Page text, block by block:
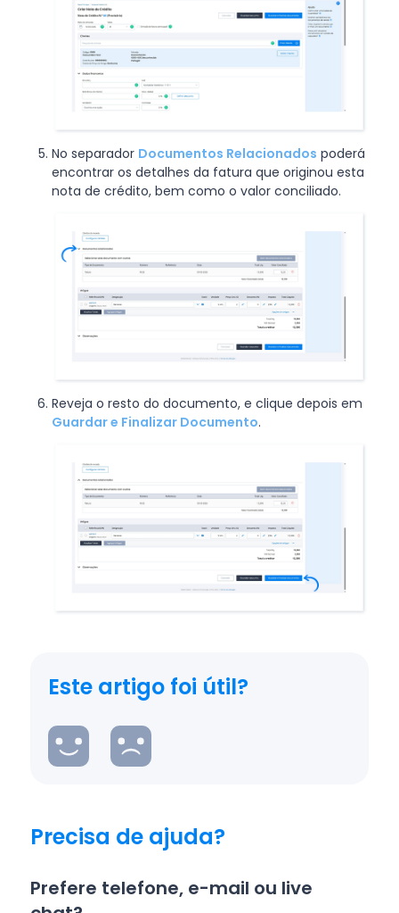
No separador Documentos Relacionados poderá
encontrar os detalhes da fatura que originou esta
nota de crédito, bem como o valor conciliado.
Reveja o resto do documento, e clique depois em
Guardar e Finalizar Documento.
Este artigo foi útil?
Precisa de ajuda?
Prefere telefone, e-mail ou live